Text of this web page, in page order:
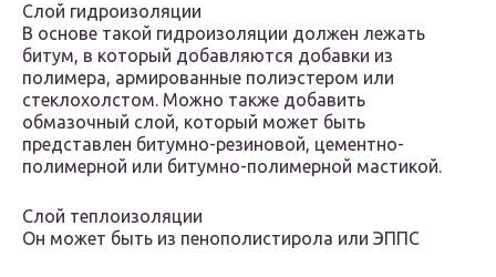
Слой гидроизоляции
В основе такой гидроизоляции должен лежать
битум, в который добавляются добавки из
полимера, армированные полиэстером или
стеклохолстом. Можно также добавить
обмазочный слой, который может быть
представлен битумно-резиновой, цементно-
полимерной или битумно-полимерной мастикой.
Слой теплоизоляции
Он может быть из пенополистирола или ЭППС